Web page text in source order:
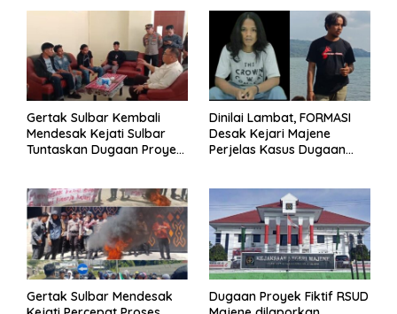
Gertak Sulbar Kembali
Mendesak Kejati Sulbar
Tuntaskan Dugaan Proyek
Dinilai Lambat, FORMASI
Desak Kejari Majene
Perjelas Kasus Dugaan
Gertak Sulbar Mendesak
Dugaan Proyek Fiktif RSUD